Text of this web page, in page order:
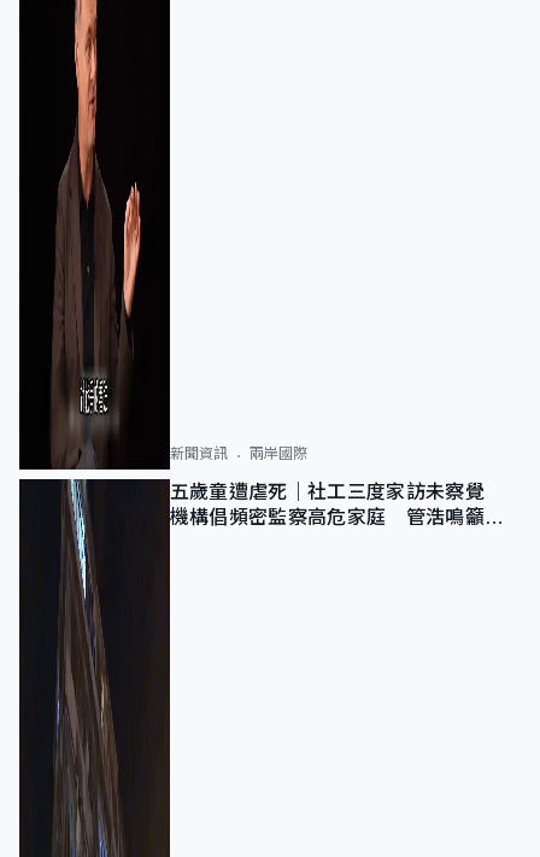
新聞資訊 兩岸國際
五歲童遭虐死｜社工三度家訪未察覺
機構倡頻密監察高危家庭 管浩鳴籲加